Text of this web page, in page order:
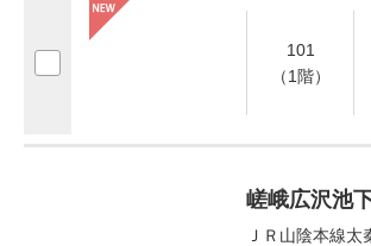
101
（1階）
嵯峨広沢池
ＪＲ山陰本線